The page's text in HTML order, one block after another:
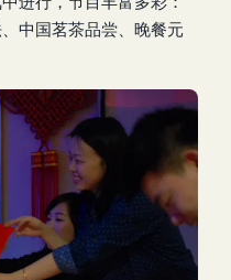
中国茗茶品尝、晚餐元